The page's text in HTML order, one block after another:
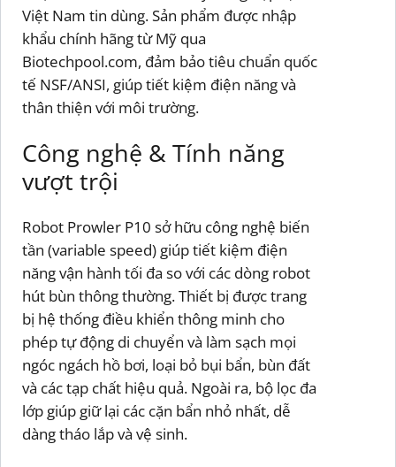
Việt Nam tin dùng. Sản phẩm được nhập
khẩu chính hãng từ Mỹ qua
Biotechpool.com, đảm bảo tiêu chuẩn quốc
tế NSF/ANSI, giúp tiết kiệm điện năng và
thân thiện với môi trường.
Công nghệ & Tính năng
vượt trội
Robot Prowler P10 sở hữu công nghệ biến
tần (variable speed) giúp tiết kiệm điện
năng vận hành tối đa so với các dòng robot
hút bùn thông thường. Thiết bị được trang
bị hệ thống điều khiển thông minh cho
phép tự động di chuyển và làm sạch mọi
ngóc ngách hồ bơi, loại bỏ bụi bẩn, bùn đất
và các tạp chất hiệu quả. Ngoài ra, bộ lọc đa
lớp giúp giữ lại các cặn bẩn nhỏ nhất, dễ
dàng tháo lắp và vệ sinh.